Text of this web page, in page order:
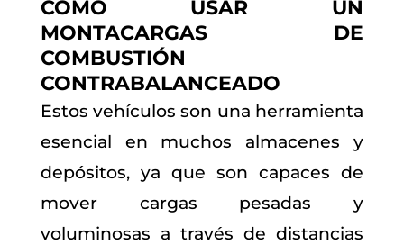
CÓMO USAR UN
MONTACARGAS DE
COMBUSTIÓN
CONTRABALANCEADO
Estos vehículos son una herramienta
esencial en muchos almacenes y
depósitos, ya que son capaces de
mover cargas pesadas y
voluminosas a través de distancias